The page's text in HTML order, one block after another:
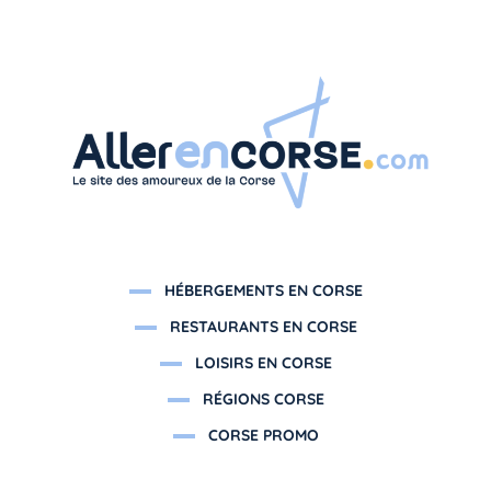
HÉBERGEMENTS EN CORSE
RESTAURANTS EN CORSE
LOISIRS EN CORSE
RÉGIONS CORSE
CORSE PROMO